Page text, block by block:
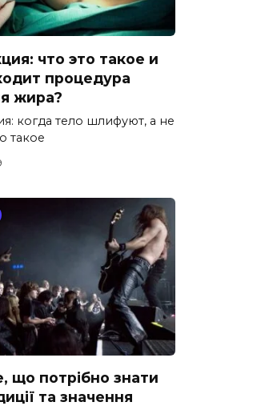
что это такое и
процедура
жира?
когда тело шлифуют, а не
такое
що потрібно знати
та значення